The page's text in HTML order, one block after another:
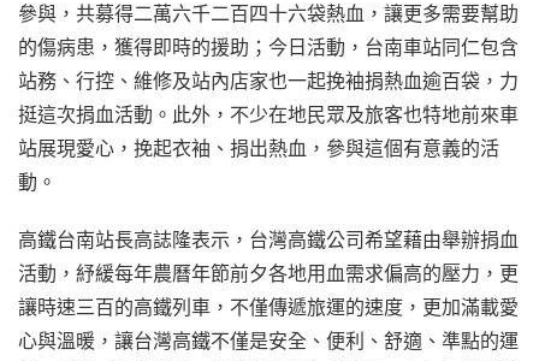
參與，共募得二萬六千二百四十六袋熱血，讓更多需要幫助
的傷病患，獲得即時的援助；今日活動，台南車站同仁包含
站務、行控、維修及站內店家也一起挽袖捐熱血逾百袋，力
挺這次捐血活動。此外，不少在地民眾及旅客也特地前來車
站展現愛心，挽起衣袖、捐出熱血，參與這個有意義的活
動。
高鐵台南站長高誌隆表示，台灣高鐵公司希望藉由舉辦捐血
活動，紓緩每年農曆年節前夕各地用血需求偏高的壓力，更
讓時速三百的高鐵列車，不僅傳遞旅運的速度，更加滿載愛
心與溫暖，讓台灣高鐵不僅是安全、便利、舒適、準點的運